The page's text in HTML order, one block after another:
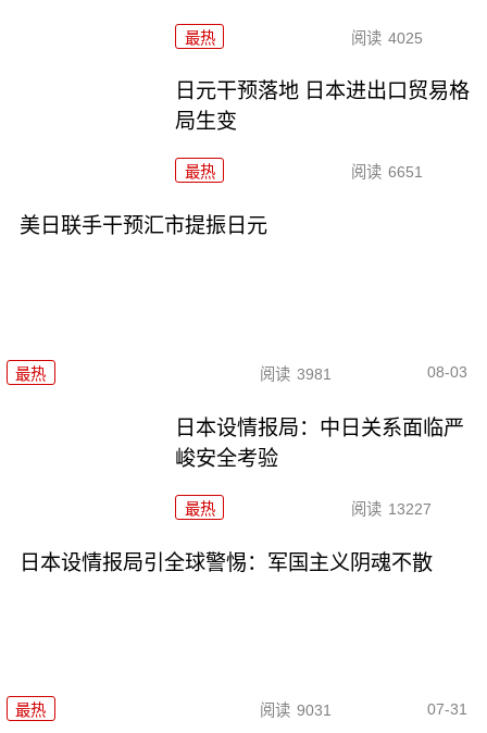
最热 阅读 4025
日元干预落地 日本进出口贸易格
局生变
最热 阅读 6651
美日联手干预汇市提振日元
最热 阅读 3981 08-03
日本设情报局：中日关系面临严
峻安全考验
最热 阅读 13227
日本设情报局引全球警惕：军国主义阴魂不散
最热 阅读 9031 07-31